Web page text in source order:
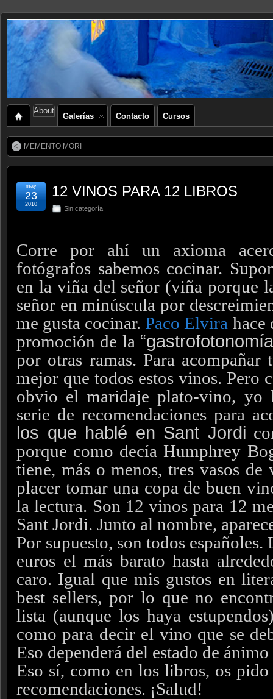
About
Galerías Contacto Cursos
MEMENTO MORI
12 VINOS PARA 12 LIBROS
Sin categoría
may
23
2010
Corre por ahí un axioma
fotógrafos sabemos cocinar.
en la viña del señor (viña porque
señor en minúscula por
me gusta cocinar.Paco Elvira hace
promoción de la
por otras ramas. Para acompañar
mejor que todos estos vinos. Pero
obvio el maridaje plato-vino, yo
serie de recomendaciones para
los que hablé en Sant Jordi
porque como decía Humphrey
tiene, más o menos, tres vasos
placer tomar una copa de buen
la lectura. Son 12 vinos para 12
Sant Jordi. Junto al nombre,
Por supuesto, son todos
euros el más barato hasta
caro. Igual que mis gustos en
best sellers, por lo que no
lista (aunque los haya
como para decir el vino que se
Eso dependerá del estado de
Eso sí, como en los libros, os pido
recomendaciones. ¡Salud!